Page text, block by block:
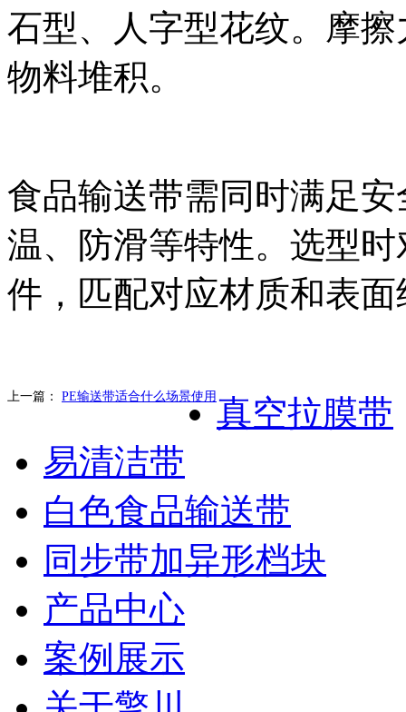
石型、人字型花纹。摩
物料堆积。
食品输送带需同时满足
温、防滑等特性。选型
件，匹配对应材质和表面
上一篇： PE输送带适合什么场景使用真空拉膜带
易清洁带
白色食品输送带
同步带加异形档块
产品中心
案例展示